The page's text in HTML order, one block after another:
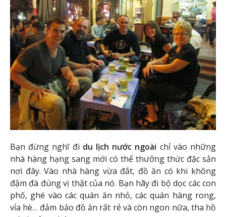
Bạn đừng nghĩ đi du lịch nước ngoài chỉ vào những
nhà hàng hạng sang mới có thể thưởng thức đặc sản
nơi đây. Vào nhà hàng vừa đắt, đồ ăn có khi không
đậm đà đúng vị thật của nó. Bạn hãy đi bộ dọc các con
phố, ghé vào các quán ăn nhỏ, các quán hàng rong,
vỉa hè… đảm bảo đồ ăn rất rẻ và còn ngon nữa, tha hồ